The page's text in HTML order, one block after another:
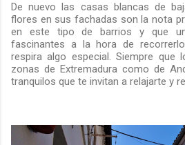
De nuevo las casas blancas de
flores en sus fachadas son la nota
en este tipo de barrios y que
fascinantes a la hora de
respira algo especial. Siempre que
zonas de Extremadura como de
tranquilos que te invitan a relajarte y